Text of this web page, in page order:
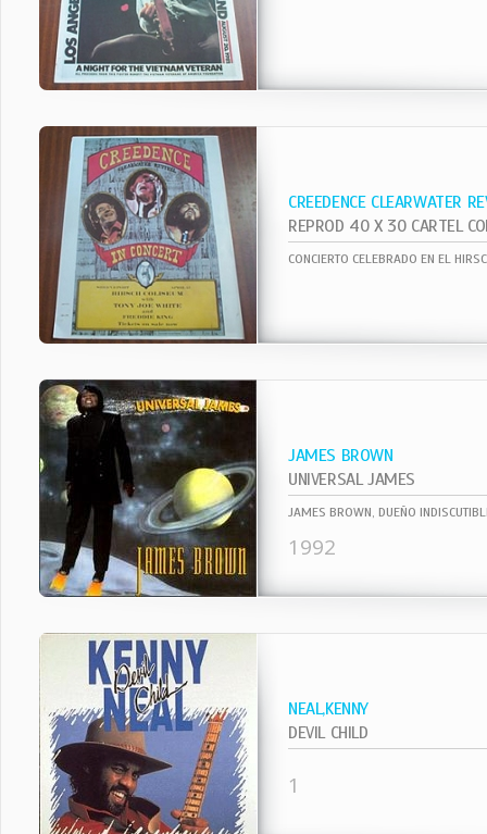
CREEDENCE CLEARWATER
CONCIERTO CELEBRADO EN EL
JAMES BROWN
UNIVERSAL JAMES
1992
NEAL,KENNY
DEVIL CHILD
1